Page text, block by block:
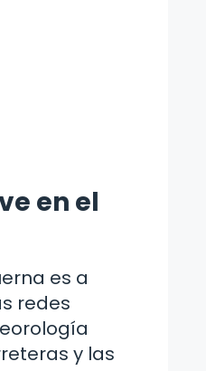
en el
es a
redes
y las